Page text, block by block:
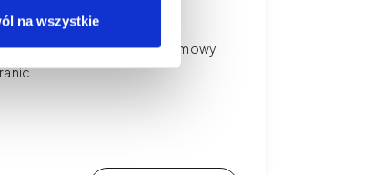
na wszystkie
zasady zadatków, odmowy